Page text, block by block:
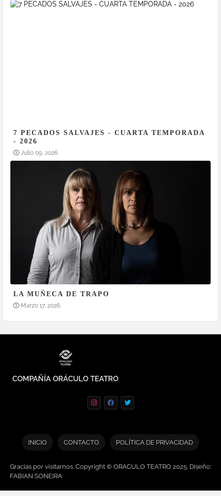
7 PECADOS SALVAJES - CUARTA TEMPORADA
- 2026
Julio 09, 2026
LA MUÑECA DE TRAPO
Marzo 17, 2026
COMPAÑÍA ORÁCULO TEATRO
Gracias por visitarnos. Copyright © ORACULO TEATRO 2025. Diseño:
FABIAN SONEIRA
INICIO CONTACTO POLÍTICA DE PRIVACIDAD